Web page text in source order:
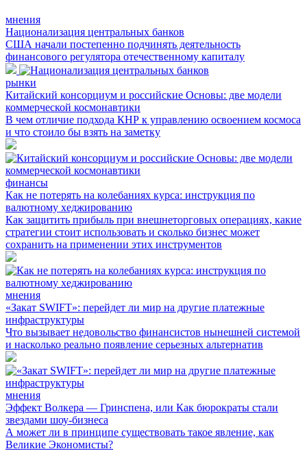
мнения
Национализация центральных банков
США начали постепенно подчинять деятельность
финансового регулятора отечественному капиталу
рынки
Китайский консорциум и российские Основы: две модели
коммерческой космонавтики
В чем отличие подхода КНР к управлению освоением космоса
и что стоило бы взять на заметку
финансы
Как не потерять на колебаниях курса: инструкция по
валютному хеджированию
Как защитить прибыль при внешнеторговых операциях, какие
стратегии стоит использовать и сколько бизнес может
сохранить на применении этих инструментов
мнения
«Закат SWIFT»: перейдет ли мир на другие платежные
инфраструктуры
Что вызывает недовольство финансистов нынешней системой
и насколько реально появление серьезных альтернатив
мнения
Эффект Волкера — Гринспена, или Как бюрократы стали
звездами шоу-бизнеса
А может ли в принципе существовать такое явление, как
Великие Экономисты?